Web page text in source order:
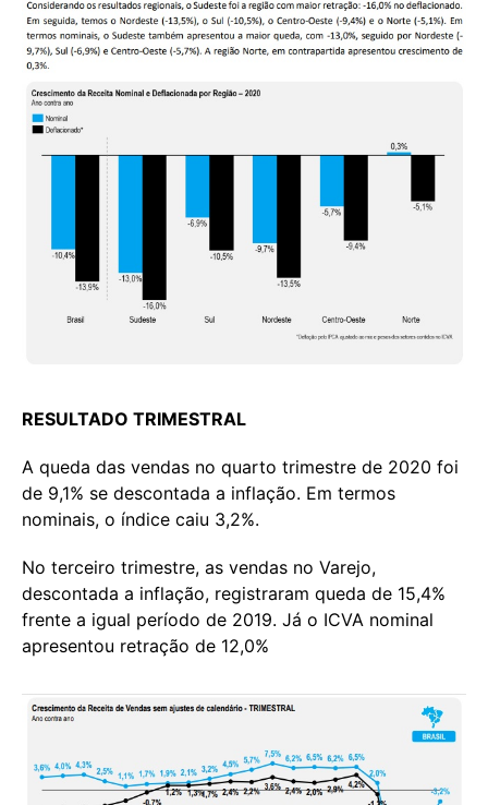
RESULTADO TRIMESTRAL
A queda das vendas no quarto trimestre de 2020 foi
de 9,1% se descontada a inflação. Em termos
nominais, o índice caiu 3,2%.
No terceiro trimestre, as vendas no Varejo,
descontada a inflação, registraram queda de 15,4%
frente a igual período de 2019. Já o ICVA nominal
apresentou retração de 12,0%